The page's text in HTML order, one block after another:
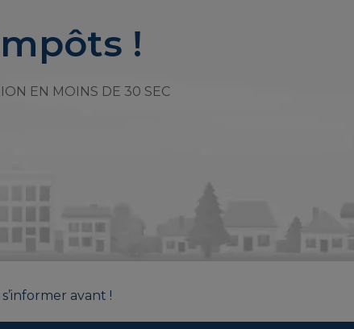
!
EN MOINS DE 30 SEC
avant !